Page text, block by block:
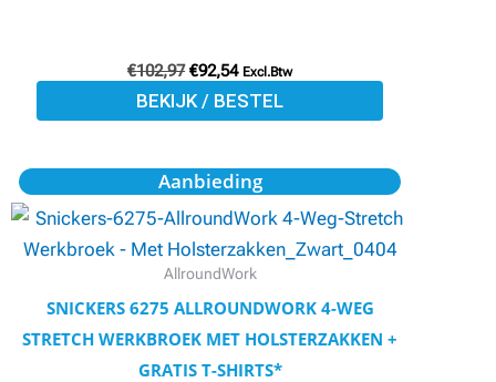
€102,97 €92,54 Excl.Btw
BEKIJK / BESTEL
gekozen
worden
de
productpagina
Aanbieding
AllroundWork
SNICKERS 6275 ALLROUNDWORK 4-WEG
STRETCH WERKBROEK MET HOLSTERZAKKEN +
GRATIS T-SHIRTS*
Oorspronkelijke
prijs
was:
€119,71.
Huidige
prijs
is:
€107,51.
Dit
product
heeft
meerdere
variaties.
Deze
optie